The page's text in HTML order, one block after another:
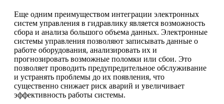
Еще одним преимуществом интеграции электронных
систем управления в гидравлику является возможность
сбора и анализа большого объема данных. Электронные
системы управления позволяют записывать данные о
работе оборудования, анализировать их и
прогнозировать возможные поломки или сбои. Это
позволяет проводить предупредительное обслуживание
и устранять проблемы до их появления, что
существенно снижает риск аварий и увеличивает
эффективность работы системы.